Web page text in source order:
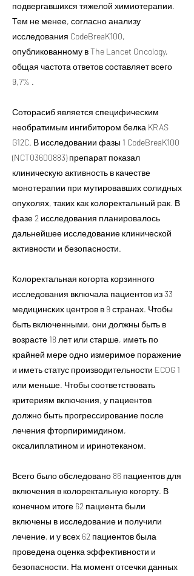
подвергавшихся тяжелой химиотерапии.
Тем не менее, согласно анализу
исследования CodeBreaK100,
опубликованному в The Lancet Oncology,
общая частота ответов составляет всего
9,7% .
Соторасиб является специфическим
необратимым ингибитором белка KRAS
G12C. В исследовании фазы 1 CodeBreaK100
(NCT03600883) препарат показал
клиническую активность в качестве
монотерапии при мутировавших солидных
опухолях, таких как колоректальный рак. В
фазе 2 исследования планировалось
дальнейшее исследование клинической
активности и безопасности.
Колоректальная когорта корзинного
исследования включала пациентов из 33
медицинских центров в 9 странах. Чтобы
быть включенными, они должны быть в
возрасте 18 лет или старше, иметь по
крайней мере одно измеримое поражение
и иметь статус производительности ECOG 1
или меньше. Чтобы соответствовать
критериям включения, у пациентов
должно быть прогрессирование после
лечения фторпиримидином,
оксалиплатином и иринотеканом.
Всего было обследовано 86 пациентов для
включения в колоректальную когорту. В
конечном итоге 62 пациента были
включены в исследование и получили
лечение, и у всех 62 пациентов была
проведена оценка эффективности и
безопасности. На момент отсечки данных